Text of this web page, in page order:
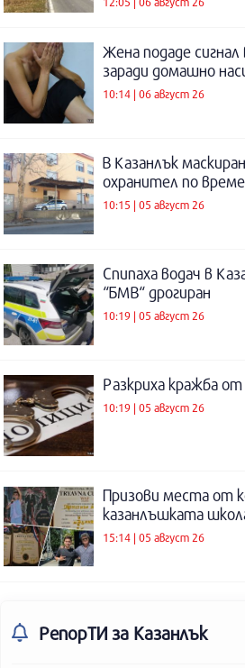
Жена подаде
заради домашно
10:14 | 06 август 26
В Казанлък
охранител по
10:15 | 05 август 26
Спипаха водач в
“БМВ“ дрогиран
10:19 | 05 август 26
Разкриха кражба
10:19 | 05 август 26
Призови места от
казанлъшката
15:14 | 05 август 26
РепорТИ за Казанлък